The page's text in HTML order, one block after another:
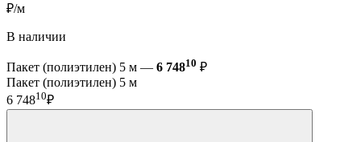
₽/м
В наличии
Пакет (полиэтилен) 5 м — 6 74810 ₽
Пакет (полиэтилен) 5 м
6 74810₽